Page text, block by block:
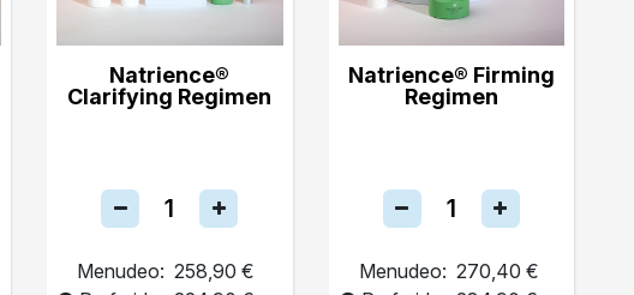
Natrience®
Clarifying Regimen
Menudeo: 258,90 €
Natrience® Firming
Regimen
Menudeo: 270,40 €